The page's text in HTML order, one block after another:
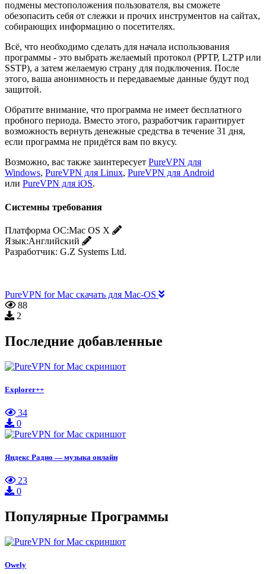
подмены местоположения пользователя, вы сможете
обезопасить себя от слежки и прочих инструментов на сайтах,
собирающих информацию о посетителях.
Всё, что необходимо сделать для начала использования
программы - это выбрать желаемый протокол (PPTP, L2TP или
SSTP), а затем желаемую страну для подключения. После
этого, ваша анонимность и передаваемые данные будут под
защитой.
Обратите внимание, что программа не имеет бесплатного
пробного периода. Вместо этого, разработчик гарантирует
возможность вернуть денежные средства в течение 31 дня,
если программа не придётся вам по вкусу.
Возможно, вас также заинтересует PureVPN для
Windows, PureVPN для Linux, PureVPN для Android
или PureVPN для iOS.
Системны требования
Платформа ОС:Mac OS X
Язык:Английский
Разработчик: G.Z Systems Ltd.
PureVPN for Mac скачать для Mac-OS
88
2
Последние добавленные
Explorer++
34
0
Яндекс Радио — музыка онлайн
23
0
Популярные Программы
Owely